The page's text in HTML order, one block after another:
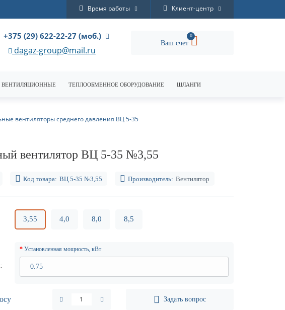
Время работы Клиент-центр
+375 (29) 622-22-27 (моб.)
dagaz-group@mail.ru
Ваш счет
0
ВЕНТИЛЯЦИОННЫЕ ТЕПЛООБМЕННОЕ ОБОРУДОВАНИЕ ШЛАНГИ
вентиляторы среднего давления ВЦ 5-35
вентилятор ВЦ 5-35 №3,55
Код товара: ВЦ 5-35 №3,55 Производитель: Вентилятор
3,55 4,0 8,0 8,5
Установленная мощность, кВт
Задать вопрос